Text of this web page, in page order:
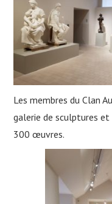
Les membres du Clan
galerie de sculptures
300 œuvres.